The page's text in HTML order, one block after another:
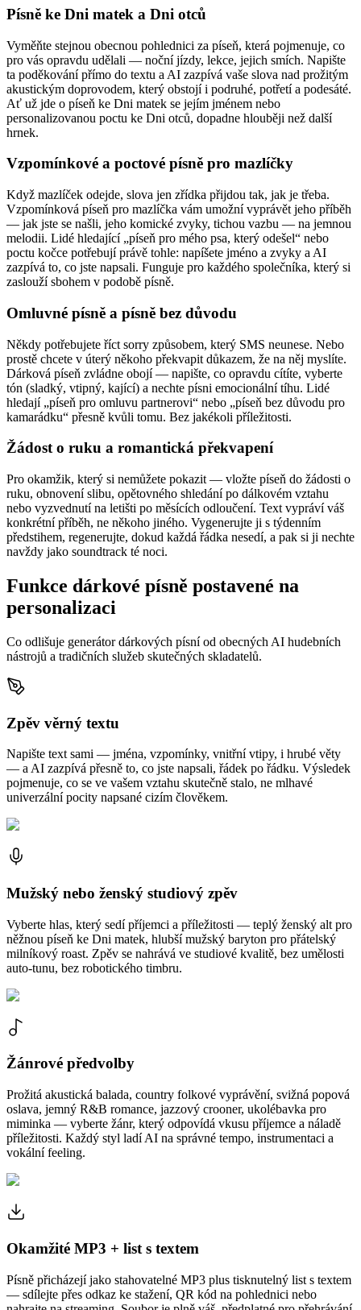
Písně ke Dni matek a Dni otců
Vyměňte stejnou obecnou pohlednici za píseň, která pojmenuje, co
pro vás opravdu udělali — noční jízdy, lekce, jejich smích. Napište
ta poděkování přímo do textu a AI zazpívá vaše slova nad prožitým
akustickým doprovodem, který obstojí i podruhé, potřetí a podesáté.
Ať už jde o píseň ke Dni matek se jejím jménem nebo
personalizovanou poctu ke Dni otců, dopadne hlouběji než další
hrnek.
Vzpomínkové a poctové písně pro mazlíčky
Když mazlíček odejde, slova jen zřídka přijdou tak, jak je třeba.
Vzpomínková píseň pro mazlíčka vám umožní vyprávět jeho příběh
— jak jste se našli, jeho komické zvyky, tichou vazbu — na jemnou
melodii. Lidé hledající „píseň pro mého psa, který odešel“ nebo
poctu kočce potřebují právě tohle: napíšete jméno a zvyky a AI
zazpívá to, co jste napsali. Funguje pro každého společníka, který si
zaslouží sbohem v podobě písně.
Omluvné písně a písně bez důvodu
Někdy potřebujete říct sorry způsobem, který SMS neunese. Nebo
prostě chcete v úterý někoho překvapit důkazem, že na něj myslíte.
Dárková píseň zvládne obojí — napište, co opravdu cítíte, vyberte
tón (sladký, vtipný, kající) a nechte písni emocionální tíhu. Lidé
hledají „píseň pro omluvu partnerovi“ nebo „píseň bez důvodu pro
kamarádku“ přesně kvůli tomu. Bez jakékoli příležitosti.
Žádost o ruku a romantická překvapení
Pro okamžik, který si nemůžete pokazit — vložte píseň do žádosti o
ruku, obnovení slibu, opětovného shledání po dálkovém vztahu
nebo vyzvednutí na letišti po měsících odloučení. Text vypráví váš
konkrétní příběh, ne někoho jiného. Vygenerujte ji s týdenním
předstihem, regenerujte, dokud každá řádka nesedí, a pak si ji nechte
navždy jako soundtrack té noci.
Funkce dárkové písně postavené na
personalizaci
Co odlišuje generátor dárkových písní od obecných AI hudebních
nástrojů a tradičních služeb skutečných skladatelů.
Zpěv věrný textu
Napište text sami — jména, vzpomínky, vnitřní vtipy, i hrubé věty
— a AI zazpívá přesně to, co jste napsali, řádek po řádku. Výsledek
pojmenuje, co se ve vašem vztahu skutečně stalo, ne mlhavé
univerzální pocity napsané cizím člověkem.
Mužský nebo ženský studiový zpěv
Vyberte hlas, který sedí příjemci a příležitosti — teplý ženský alt pro
něžnou píseň ke Dni matek, hlubší mužský baryton pro přátelský
milníkový roast. Zpěv se nahrává ve studiové kvalitě, bez umělosti
auto-tunu, bez robotického timbru.
Žánrové předvolby
Prožitá akustická balada, country folkové vyprávění, svižná popová
oslava, jemný R&B romance, jazzový crooner, ukolébavka pro
miminka — vyberte žánr, který odpovídá vkusu příjemce a náladě
příležitosti. Každý styl ladí AI na správné tempo, instrumentaci a
vokální feeling.
Okamžité MP3 + list s textem
Písně přicházejí jako stahovatelné MP3 plus tisknutelný list s textem
— sdílejte přes odkaz ke stažení, QR kód na pohlednici nebo